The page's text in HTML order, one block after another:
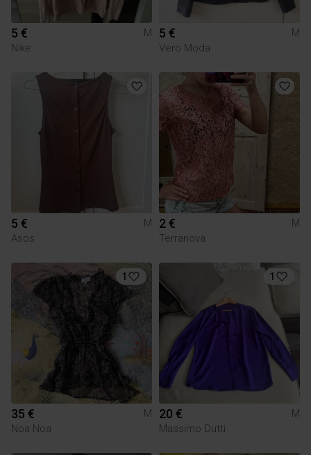
5 €
M
Nike
5 €
M
Vero Moda
5 €
M
Asos
2 €
M
Terranova
1
35 €
M
Noa Noa
1
20 €
M
Massimo Dutti